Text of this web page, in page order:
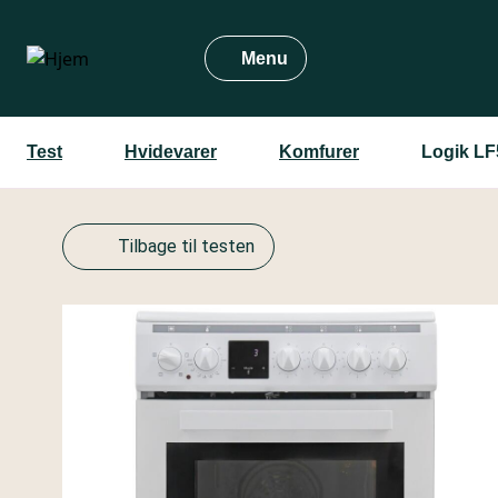
hovedindhold
Menu
Test Hvidevarer Komfurer Logik
Tilbage til testen